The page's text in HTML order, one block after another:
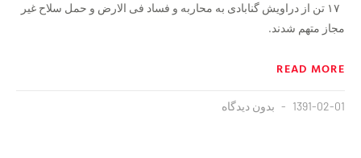
۱۷ تن از دراویش گنابادی به محاربه و فساد فی الارض و حمل سلاح غیر
مجاز متهم شدند.
READ MORE
1391-02-01 بدون دیدگاه